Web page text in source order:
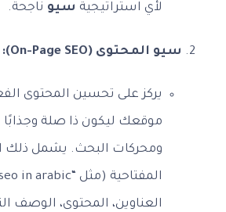
لأي استراتيجية سيو ناجحة.
سيو المحتوى (On-Page SEO):
يركز على تحسين المحتوى
موقعك ليكون ذا صلة
ومحركات البحث. يشمل ذلك